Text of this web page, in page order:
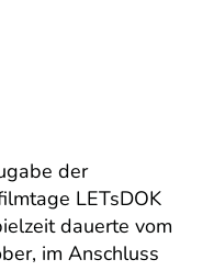
der
LETsDOK
dauerte vom
im Anschluss